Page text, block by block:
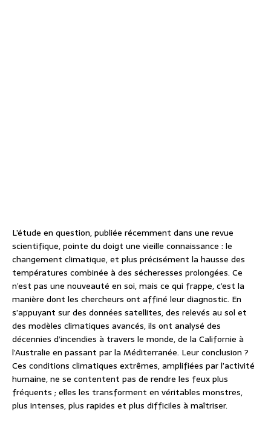
L’étude en question, publiée récemment dans une revue
scientifique, pointe du doigt une vieille connaissance : le
changement climatique, et plus précisément la hausse des
températures combinée à des sécheresses prolongées. Ce
n’est pas une nouveauté en soi, mais ce qui frappe, c’est la
manière dont les chercheurs ont affiné leur diagnostic. En
s’appuyant sur des données satellites, des relevés au sol et
des modèles climatiques avancés, ils ont analysé des
décennies d’incendies à travers le monde, de la Californie à
l’Australie en passant par la Méditerranée. Leur conclusion ?
Ces conditions climatiques extrêmes, amplifiées par l’activité
humaine, ne se contentent pas de rendre les feux plus
fréquents ; elles les transforment en véritables monstres,
plus intenses, plus rapides et plus difficiles à maîtriser.